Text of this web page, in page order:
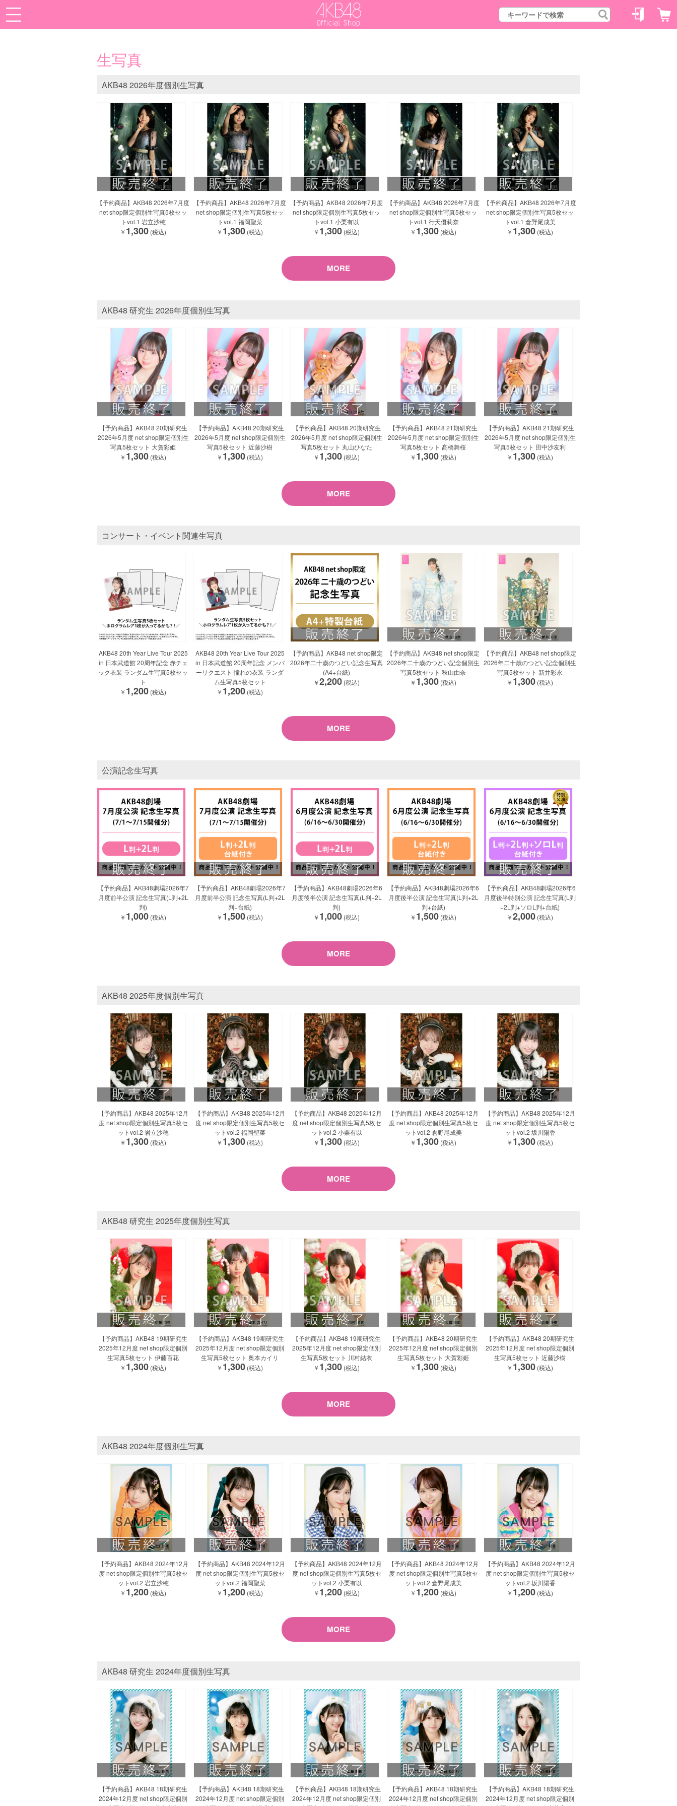
生写真
AKB48 2026年度個別生写真
【予約商品】AKB48 2026年7月度
net shop限定個別生写真5枚セッ
トvol.1 岩立沙穂
￥ 1,300 (税込)
【予約商品】AKB48 2026年7月度
net shop限定個別生写真5枚セッ
トvol.1 福岡聖菜
￥ 1,300 (税込)
【予約商品】AKB48 2026年7月度
net shop限定個別生写真5枚セッ
トvol.1 小栗有以
￥ 1,300 (税込)
【予約商品】AKB48 2026年7月度
net shop限定個別生写真5枚セッ
トvol.1 行天優莉奈
￥ 1,300 (税込)
【予約商品】AKB48 2026年7月度
net shop限定個別生写真5枚セッ
トvol.1 倉野尾成美
￥ 1,300 (税込)
MORE
AKB48 研究生 2026年度個別生写真
【予約商品】AKB48 20期研究生
2026年5月度 net shop限定個別生
写真5枚セット 大賀彩姫
￥ 1,300 (税込)
【予約商品】AKB48 20期研究生
2026年5月度 net shop限定個別生
写真5枚セット 近藤沙樹
￥ 1,300 (税込)
【予約商品】AKB48 20期研究生
2026年5月度 net shop限定個別生
写真5枚セット 丸山ひなた
￥ 1,300 (税込)
【予約商品】AKB48 21期研究生
2026年5月度 net shop限定個別生
写真5枚セット 髙橋舞桜
￥ 1,300 (税込)
【予約商品】AKB48 21期研究生
2026年5月度 net shop限定個別生
写真5枚セット 田中沙友利
￥ 1,300 (税込)
MORE
コンサート・イベント関連生写真
AKB48 20th Year Live Tour 2025
in 日本武道館 20周年記念 赤チェ
ック衣装 ランダム生写真5枚セッ
ト
￥ 1,200 (税込)
AKB48 20th Year Live Tour 2025
in 日本武道館 20周年記念 メンバ
ーリクエスト 憧れの衣装 ランダ
ム生写真5枚セット
￥ 1,200 (税込)
【予約商品】AKB48 net shop限定
2026年二十歳のつどい記念生写真
(A4+台紙)
￥2,200 (税込)
【予約商品】AKB48 net shop限定
2026年二十歳のつどい記念個別生
写真5枚セット 秋山由奈
￥ 1,300 (税込)
【予約商品】AKB48 net shop限定
2026年二十歳のつどい記念個別生
写真5枚セット 新井彩永
￥ 1,300 (税込)
MORE
公演記念生写真
【予約商品】AKB48劇場2026年7
月度前半公演 記念生写真(L判+2L
判)
￥ 1,000 (税込)
【予約商品】AKB48劇場2026年7
月度前半公演 記念生写真(L判+2L
判+台紙)
￥ 1,500 (税込)
【予約商品】AKB48劇場2026年6
月度後半公演 記念生写真(L判+2L
判)
￥ 1,000 (税込)
【予約商品】AKB48劇場2026年6
月度後半公演 記念生写真(L判+2L
判+台紙)
￥ 1,500 (税込)
【予約商品】AKB48劇場2026年6
月度後半特別公演 記念生写真(L判
+2L判+ソロL判+台紙)
￥2,000 (税込)
MORE
AKB48 2025年度個別生写真
【予約商品】AKB48 2025年12月
度 net shop限定個別生写真5枚セ
ットvol.2 岩立沙穂
￥ 1,300 (税込)
【予約商品】AKB48 2025年12月
度 net shop限定個別生写真5枚セ
ットvol.2 福岡聖菜
￥ 1,300 (税込)
【予約商品】AKB48 2025年12月
度 net shop限定個別生写真5枚セ
ットvol.2 小栗有以
￥ 1,300 (税込)
【予約商品】AKB48 2025年12月
度 net shop限定個別生写真5枚セ
ットvol.2 倉野尾成美
￥ 1,300 (税込)
【予約商品】AKB48 2025年12月
度 net shop限定個別生写真5枚セ
ットvol.2 坂川陽香
￥ 1,300 (税込)
MORE
AKB48 研究生 2025年度個別生写真
【予約商品】AKB48 19期研究生
2025年12月度 net shop限定個別
生写真5枚セット 伊藤百花
￥ 1,300 (税込)
【予約商品】AKB48 19期研究生
2025年12月度 net shop限定個別
生写真5枚セット 奥本カイリ
￥ 1,300 (税込)
【予約商品】AKB48 19期研究生
2025年12月度 net shop限定個別
生写真5枚セット 川村結衣
￥ 1,300 (税込)
【予約商品】AKB48 20期研究生
2025年12月度 net shop限定個別
生写真5枚セット 大賀彩姫
￥ 1,300 (税込)
【予約商品】AKB48 20期研究生
2025年12月度 net shop限定個別
生写真5枚セット 近藤沙樹
￥ 1,300 (税込)
MORE
AKB48 2024年度個別生写真
【予約商品】AKB48 2024年12月
度 net shop限定個別生写真5枚セ
ットvol.2 岩立沙穂
￥ 1,200 (税込)
【予約商品】AKB48 2024年12月
度 net shop限定個別生写真5枚セ
ットvol.2 福岡聖菜
￥ 1,200 (税込)
【予約商品】AKB48 2024年12月
度 net shop限定個別生写真5枚セ
ットvol.2 小栗有以
￥ 1,200 (税込)
【予約商品】AKB48 2024年12月
度 net shop限定個別生写真5枚セ
ットvol.2 倉野尾成美
￥ 1,200 (税込)
【予約商品】AKB48 2024年12月
度 net shop限定個別生写真5枚セ
ットvol.2 坂川陽香
￥ 1,200 (税込)
MORE
AKB48 研究生 2024年度個別生写真
【予約商品】AKB48 18期研究生
2024年12月度 net shop限定個別
【予約商品】AKB48 18期研究生
2024年12月度 net shop限定個別
【予約商品】AKB48 18期研究生
2024年12月度 net shop限定個別
【予約商品】AKB48 18期研究生
2024年12月度 net shop限定個別
【予約商品】AKB48 18期研究生
2024年12月度 net shop限定個別